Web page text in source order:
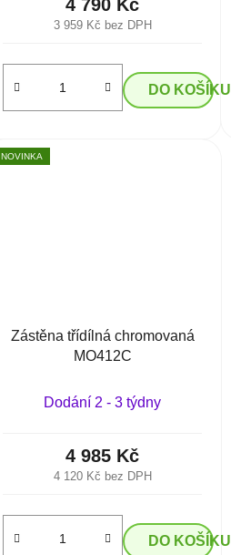
3 959 Kč bez DPH
4 790 Kč
DO KOŠÍKU
NOVINKA
Zástěna třídílná chromovaná
MO412C
Dodání 2 - 3 týdny
4 120 Kč bez DPH
4 985 Kč
DO KOŠÍKU